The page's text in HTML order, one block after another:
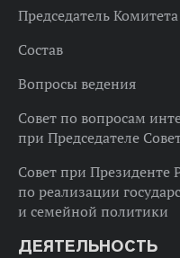
Председатель Комитета
Состав
Вопросы ведения
Совет по вопросам
при Председателе
Совет при Президенте
по реализации
и семейной политики
ДЕЯТЕЛЬНОСТЬ